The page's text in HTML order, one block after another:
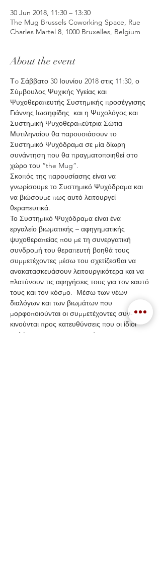
30 Jun 2018, 11:30 – 13:30
The Mug Brussels Coworking Space, Rue
Charles Martel 8, 1000 Bruxelles, Belgium
About the event
Τo Σάββατο 30 Ιουνίου 2018 στις 11:30, ο
Σύμβουλος Ψυχικής Υγείας και
Ψυχοθεραπευτής Συστημικής προσέγγισης
Γιάννης Ιωσηφίδης  και η Ψυχολόγος και
Συστημική Ψυχοθεραπεύτρια Σώτια
Μυτιληναίου θα παρουσιάσουν το
Συστημικό Ψυχόδραμα σε μία δίωρη
συνάντηση που θα πραγματοποιηθεί στο
χώρο του “the Mug”.
Σκοπός της παρουσίασης είναι να
γνωρίσουμε το Συστημικό Ψυχόδραμα και
να βιώσουμε πως αυτό λειτουργεί
θεραπευτικά.
Το Συστημικό Ψυχόδραμα είναι ένα
εργαλείο βιωματικής – αφηγηματικής
ψυχοθεραπείας που με τη συνεργατική
συνδρομή του θεραπευτή βοηθά τους
συμμετέχοντες μέσω του σχετίζεσθαι να
ανακατασκευάσουν λειτουργικότερα και να
πλατύνουν τις αφηγήσεις τους για τον εαυτό
τους και τον κόσμο.  Μέσω των νέων
διαλόγων και των βιωμάτων που
μορφοποιούνται οι συμμετέχοντες συν-
κινούνται προς κατευθύνσεις που οι ίδιοι
επιλέγουν και που προτιμούν.